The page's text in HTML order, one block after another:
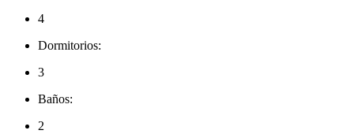
4
Dormitorios:
3
Baños:
2